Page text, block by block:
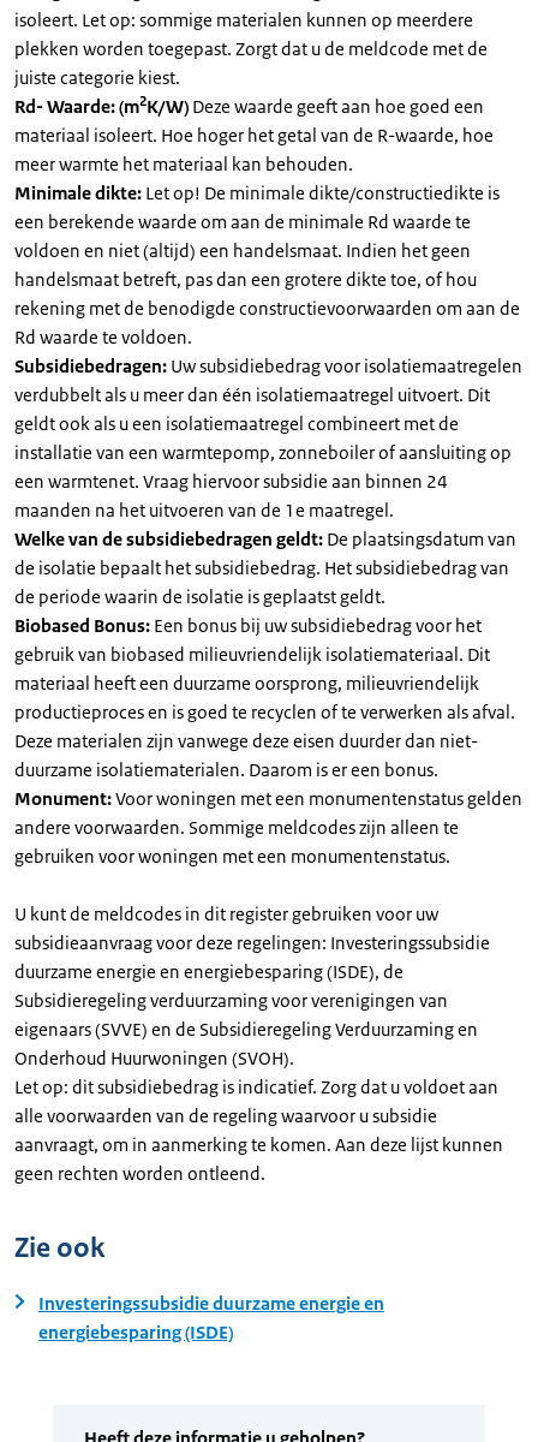
isoleert. Let op: sommige materialen kunnen op meerdere
plekken worden toegepast. Zorgt dat u de meldcode met de
juiste categorie kiest.
Rd- Waarde: (m2K/W) Deze waarde geeft aan hoe goed een
materiaal isoleert. Hoe hoger het getal van de R-waarde, hoe
meer warmte het materiaal kan behouden.
Minimale dikte: Let op! De minimale dikte/constructiedikte is
een berekende waarde om aan de minimale Rd waarde te
voldoen en niet (altijd) een handelsmaat. Indien het geen
handelsmaat betreft, pas dan een grotere dikte toe, of hou
rekening met de benodigde constructievoorwaarden om aan de
Rd waarde te voldoen.
Subsidiebedragen: Uw subsidiebedrag voor isolatiemaatregelen
verdubbelt als u meer dan één isolatiemaatregel uitvoert. Dit
geldt ook als u een isolatiemaatregel combineert met de
installatie van een warmtepomp, zonneboiler of aansluiting op
een warmtenet. Vraag hiervoor subsidie aan binnen 24
maanden na het uitvoeren van de 1e maatregel.
Welke van de subsidiebedragen geldt: De plaatsingsdatum van
de isolatie bepaalt het subsidiebedrag. Het subsidiebedrag van
de periode waarin de isolatie is geplaatst geldt.
Biobased Bonus: Een bonus bij uw subsidiebedrag voor het
gebruik van biobased milieuvriendelijk isolatiemateriaal. Dit
materiaal heeft een duurzame oorsprong, milieuvriendelijk
productieproces en is goed te recyclen of te verwerken als afval.
Deze materialen zijn vanwege deze eisen duurder dan niet-
duurzame isolatiematerialen. Daarom is er een bonus.
Monument:Voor woningen met een monumentenstatus gelden
andere voorwaarden. Sommige meldcodes zijn alleen te
gebruiken voor woningen met een monumentenstatus.
U kunt de meldcodes in dit register gebruiken voor uw
subsidieaanvraag voor deze regelingen: Investeringssubsidie
duurzame energie en energiebesparing (ISDE), de
Subsidieregeling verduurzaming voor verenigingen van
eigenaars (SVVE) en de Subsidieregeling Verduurzaming en
Onderhoud Huurwoningen (SVOH).
Let op: dit subsidiebedrag is indicatief. Zorg dat u voldoet aan
alle voorwaarden van de regeling waarvoor u subsidie
aanvraagt, om in aanmerking te komen. Aan deze lijst kunnen
geen rechten worden ontleend.
Zie ook
Investeringssubsidie duurzame energie en
energiebesparing (ISDE)